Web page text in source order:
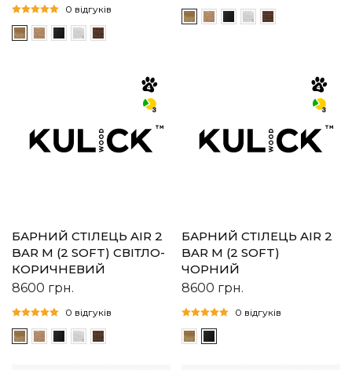
0 відгуків
БАРНИЙ СТІЛЕЦЬ AIR 2
BAR M (2 SOFT) СВІТЛО-
КОРИЧНЕВИЙ
8600 грн.
0 відгуків
БАРНИЙ СТІЛЕЦЬ AIR 2
BAR M (2 SOFT)
ЧОРНИЙ
8600 грн.
0 відгуків